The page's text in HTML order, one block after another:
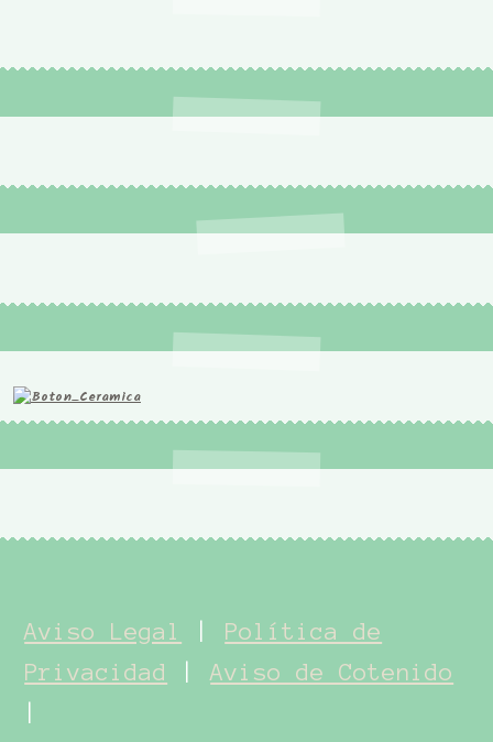
Aviso Legal
Política de
Privacidad
|Aviso de Cotenido